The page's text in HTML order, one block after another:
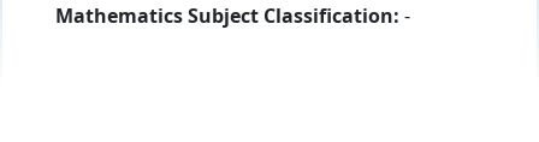
Mathematics Subject Classification: -